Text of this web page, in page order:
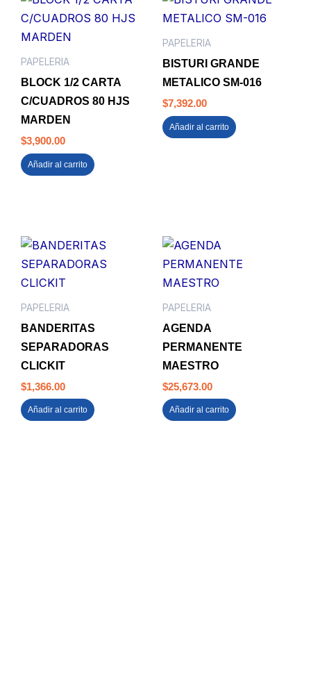
PAPELERIA
BLOCK 1/2 CARTA
C/CUADROS 80 HJS
MARDEN
$3,900.00
Añadir al carrito
PAPELERIA
BISTURI GRANDE
METALICO SM-016
$7,392.00
Añadir al carrito
PAPELERIA
BANDERITAS
SEPARADORAS
CLICKIT
$1,366.00
Añadir al carrito
PAPELERIA
AGENDA
PERMANENTE
MAESTRO
$25,673.00
Añadir al carrito